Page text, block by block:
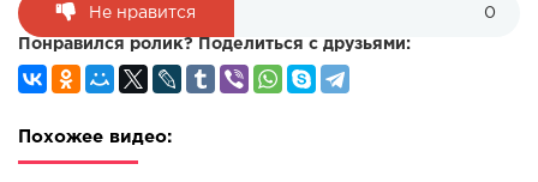
Не нравится 0
Понравился ролик? Поделиться с друзьями:
Похожее видео: